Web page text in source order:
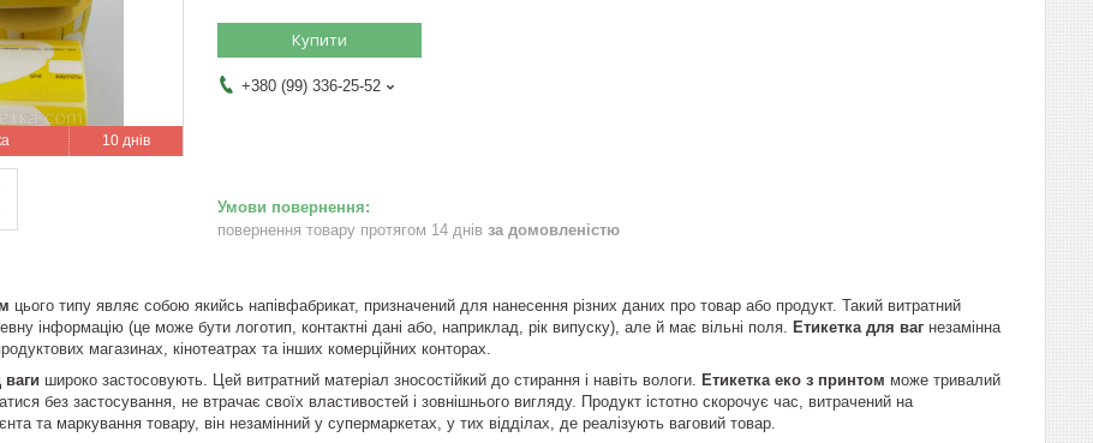
10 днів
Купити
+380 (99) 336-25-52
повернення товару протягом 14 днів за домовленістю
цього типу являє собою якийсь напівфабрикат, призначений для нанесення різних даних про товар або продукт. Такий витратний
інформацію (це може бути логотип, контактні дані або, наприклад, рік випуску), але й має вільні поля.
Етикетка для ваг незамінна
магазинах, кінотеатрах та інших комерційних конторах.
ваги широко застосовують. Цей витратний матеріал зносостійкий до стирання і навіть вологи. Етикетка еко з принтом може тривалий
без застосування, не втрачає своїх властивостей і зовнішнього вигляду. Продукт істотно скорочує час, витрачений на
та маркування товару, він незамінний у супермаркетах, у тих відділах, де реалізують ваговий товар.